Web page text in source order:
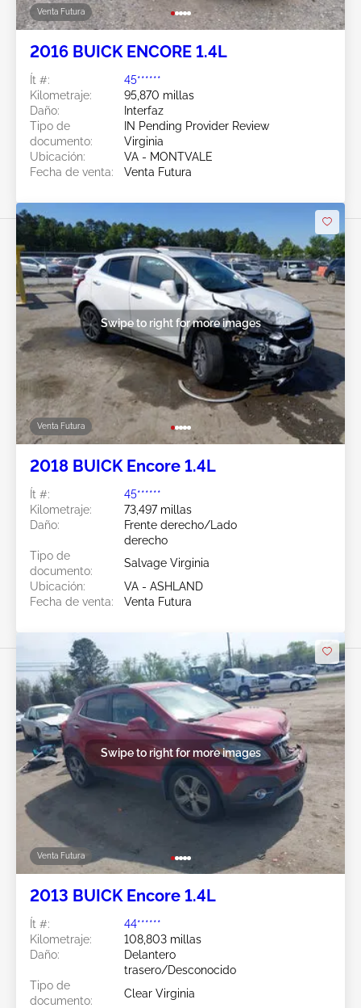
Venta Futura
2016 BUICK ENCORE 1.4L
Ít #:
45******
Kilometraje:
95,870 millas
Daño:
Interfaz
Tipo de
documento:
IN Pending Provider Review
Virginia
Ubicación:
VA - MONTVALE
Fecha de venta:
Venta Futura
Venta Futura
Swipe to right for more images
2018 BUICK Encore 1.4L
Ít #:
45******
Kilometraje:
73,497 millas
Daño:
Frente derecho/Lado
derecho
Tipo de
documento:
Salvage Virginia
Ubicación:
VA - ASHLAND
Fecha de venta:
Venta Futura
Venta Futura
Swipe to right for more images
2013 BUICK Encore 1.4L
Ít #:
44******
Kilometraje:
108,803 millas
Daño:
Delantero
trasero/Desconocido
Tipo de
documento:
Clear Virginia